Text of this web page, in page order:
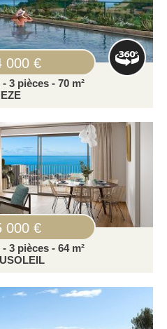
000 €
3 pièces - 70 m²
EZE
000 €
3 pièces - 64 m²